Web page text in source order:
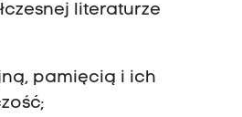
literaturze
pamięcią i ich